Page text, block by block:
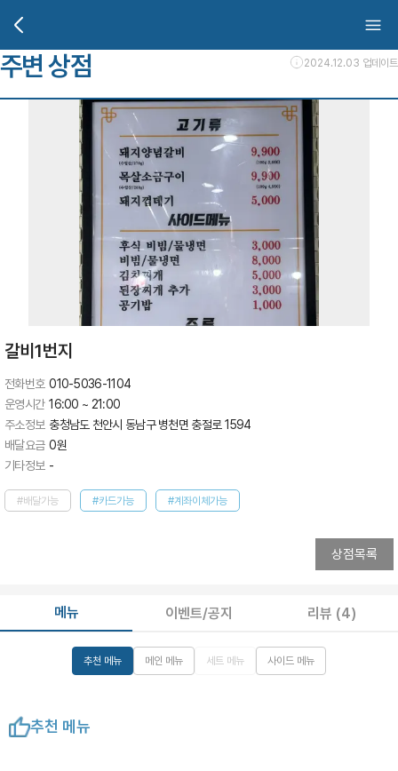
주변 상점 2024.12.03 업데이트
갈비1번지
전화번호 010-5036-1104
운영시간 16:00 ~ 21:00
주소정보 충청남도 천안시 동남구 병천면 충절로 1594
배달요금 0원
기타정보 -
#배달가능 #카드가능 #계좌이체가능
상점목록
메뉴 이벤트/공지 리뷰 (4)
추천 메뉴 메인 메뉴 세트 메뉴 사이드 메뉴
추천 메뉴